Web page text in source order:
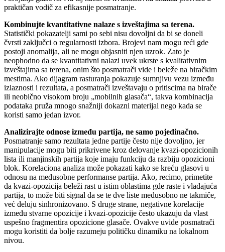
praktičan vodič za efikasnije posmatranje.
Kombinujte kvantitativne nalaze s izveštajima sa terena.
Statistički pokazatelji sami po sebi nisu dovoljni da bi se doneli
čvrsti zaključci o regularnosti izbora. Brojevi nam mogu reći gde
postoji anomalija, ali ne mogu objasniti njen uzrok. Zato je
neophodno da se kvantitativni nalazi uvek ukrste s kvalitativnim
izveštajima sa terena, onim što posmatrači vide i beleže na biračkim
mestima. Ako dijagram rasturanja pokazuje sumnjivu vezu između
izlaznosti i rezultata, a posmatrači izveštavaju o pritiscima na birače
ili neobično visokom broju „mobilnih glasača“, takva kombinacija
podataka pruža mnogo snažniji dokazni materijal nego kada se
koristi samo jedan izvor.
Analizirajte odnose između partija, ne samo pojedinačno.
Posmatranje samo rezultata jedne partije često nije dovoljno, jer
manipulacije mogu biti prikrivene kroz delovanje kvazi-opozicionih
lista ili manjinskih partija koje imaju funkciju da razbiju opozicioni
blok. Korelaciona analiza može pokazati kako se kreću glasovi u
odnosu na međusobne performanse partija. Ako, recimo, primetite
da kvazi-opozicija beleži rast u istim oblastima gde raste i vladajuća
partija, to može biti signal da se te dve liste međusobno ne takmiče,
već deluju sinhronizovano. S druge strane, negativne korelacije
između stvarne opozicije i kvazi-opozicije često ukazuju da vlast
uspešno fragmentira opozicione glasače. Ovakve uvide posmatrači
mogu koristiti da bolje razumeju političku dinamiku na lokalnom
nivou.